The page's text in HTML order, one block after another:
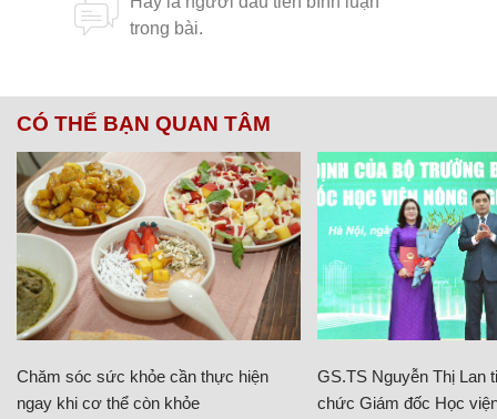
CÓ THỂ BẠN QUAN TÂM
Chăm sóc sức khỏe cần thực hiện
ngay khi cơ thể còn khỏe
GS.TS Nguyễn Thị Lan
chức Giám đốc Học